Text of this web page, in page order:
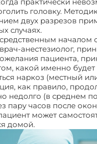
головку.
двух разрезов
случаях.
началом
анестезиолог,
пациента,
какой именно будет
наркоз (местный
как правило,
недолго (в среднем
пару часов после
может
домой.